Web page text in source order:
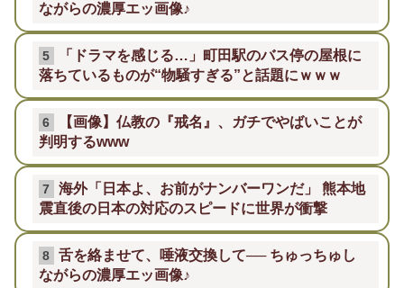
ながらの濃厚エッ画像♪
5
「ドラマを感じる…」町田駅のバス停の屋根に
落ちているものが“物騒すぎる”と話題にｗｗｗ
6
【画像】仏教の『戒名』、ガチでやばいことが
判明するwww
7
海外「日本よ、お前がナンバーワンだ」 熊本地
震直後の日本の対応のスピードに世界が衝撃
8
舌を絡ませて、唾液交換して── ちゅっちゅし
ながらの濃厚エッ画像♪